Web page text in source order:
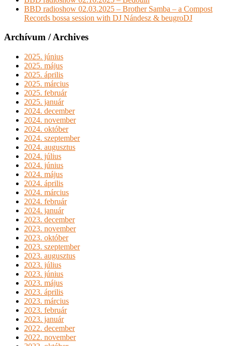
BBD radioshow 02.03.2025 – Brother Samba – a Compost
Records bossa session with DJ Nándesz & beugroDJ
Archívum / Archives
2025. június
2025. május
2025. április
2025. március
2025. február
2025. január
2024. december
2024. november
2024. október
2024. szeptember
2024. augusztus
2024. július
2024. június
2024. május
2024. április
2024. március
2024. február
2024. január
2023. december
2023. november
2023. október
2023. szeptember
2023. augusztus
2023. július
2023. június
2023. május
2023. április
2023. március
2023. február
2023. január
2022. december
2022. november